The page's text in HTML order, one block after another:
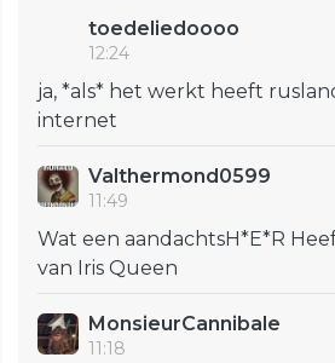
toedeliedoooo
12:24
ja, *als* het werkt heeft
internet
Valthermond0599
11:49
Wat een aandachtsH*E*R
van Iris Queen
MonsieurCannibale
11:18